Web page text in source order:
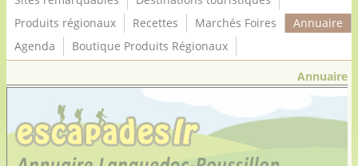
Produits régionaux
Recettes Marchés Foires
Annuaire
Agenda
Boutique Produits Régionaux
Annuaire